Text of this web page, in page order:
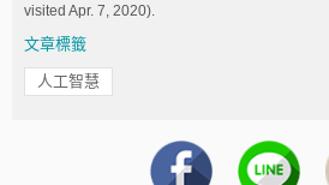
visited Apr. 7, 2020).
文章標籤
人工智慧